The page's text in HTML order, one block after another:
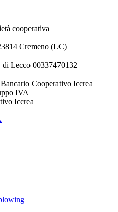
cooperativa
Cremeno (LC)
Lecco 00337470132
Cooperativo Iccrea
IVA
Iccrea